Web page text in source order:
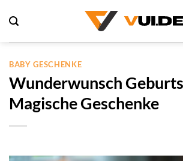
Inhalt
springen
BABY GESCHENKE
Wunderwunsch
Magische Geschenke